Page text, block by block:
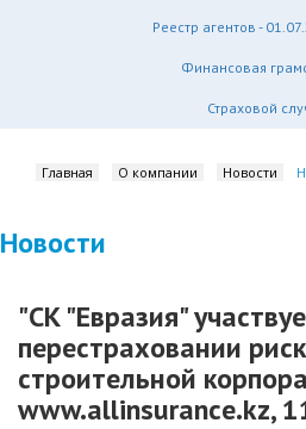
Реестр агентов -
Финансовая
Страховой
Главная О компании Новости
Новости
"СК "Евразия"
перестраховании
строительной
www.allinsurance.kz,